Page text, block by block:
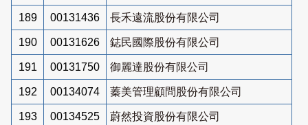
189 00131436 長禾遠流股份有限公司
190 00131626 鋕民國際股份有限公司
191 00131750 御麗達股份有限公司
192 00134074 蓁美管理顧問股份有限公司
193 00134525 蔚然投資股份有限公司